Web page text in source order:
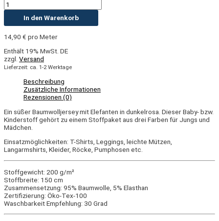
In den Warenkorb
14,90 € pro Meter
Enthält 19% MwSt. DE
zzgl. Versand
Lieferzeit: ca. 1-2 Werktage
Beschreibung
Zusätzliche Informationen
Rezensionen (0)
Ein süßer Baumwolljersey mit Elefanten in dunkelrosa. Dieser Baby- bzw.
Kinderstoff gehört zu einem Stoffpaket aus drei Farben für Jungs und
Mädchen.
Einsatzmöglichkeiten: T-Shirts, Leggings, leichte Mützen,
Langarmshirts, Kleider, Röcke, Pumphosen etc.
Stoffgewicht: 200 g/m²
Stoffbreite: 150 cm
Zusammensetzung: 95% Baumwolle, 5% Elasthan
Zertifizierung: Öko-Tex-100
Waschbarkeit Empfehlung: 30 Grad